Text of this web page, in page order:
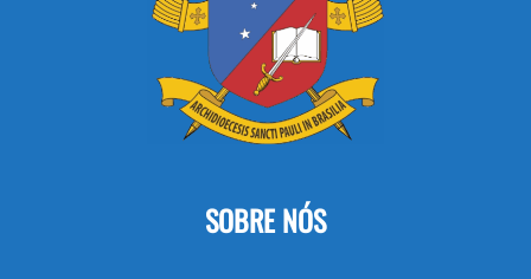
SOBRE NÓS